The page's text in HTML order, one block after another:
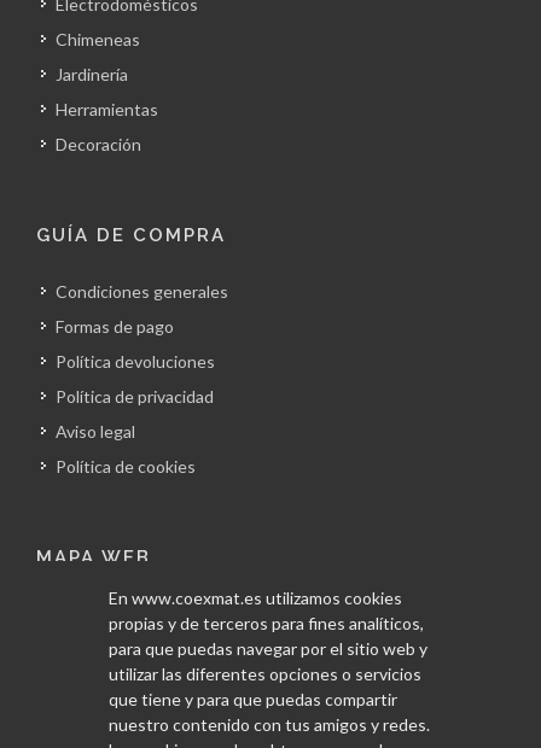
Electrodomésticos
Chimeneas
Jardinería
Herramientas
Decoración
GUÍA DE COMPRA
Condiciones generales
Formas de pago
Política devoluciones
Política de privacidad
Aviso legal
Política de cookies
MAPA WEB
La empresa
Servicios
En www.coexmat.es utilizamos cookies
propias y de terceros para fines analíticos,
para que puedas navegar por el sitio web y
utilizar las diferentes opciones o servicios
que tiene y para que puedas compartir
nuestro contenido con tus amigos y redes.